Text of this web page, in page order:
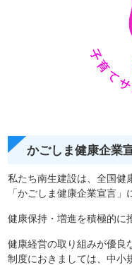
かごしま健康企業
私たち南生建設は、全国健
「かごしま健康企業宣言
健康保持・増進を積極的に
健康経営の取り組みが優良
制度におきましては、中小